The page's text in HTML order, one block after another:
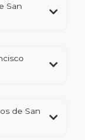
San
de San